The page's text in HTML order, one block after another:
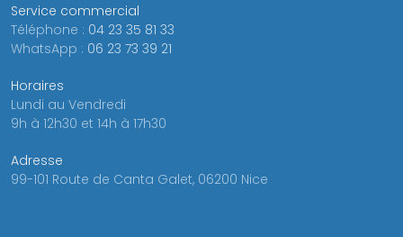
Service commercial
Téléphone : 04 23 35 81 33
WhatsApp : 06 23 73 39 21
Horaires
Lundi au Vendredi
9h à 12h30 et 14h à 17h30
Adresse
99-101 Route de Canta Galet, 06200 Nice